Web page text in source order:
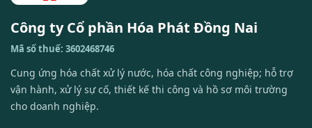
Công ty Cổ phần Hóa Phát Đồng Nai
Mã số thuế: 3602468746
Cung ứng hóa chất xử lý nước, hóa chất công nghiệp; hỗ trợ
vận hành, xử lý sự cố, thiết kế thi công và hồ sơ môi trường
cho doanh nghiệp.